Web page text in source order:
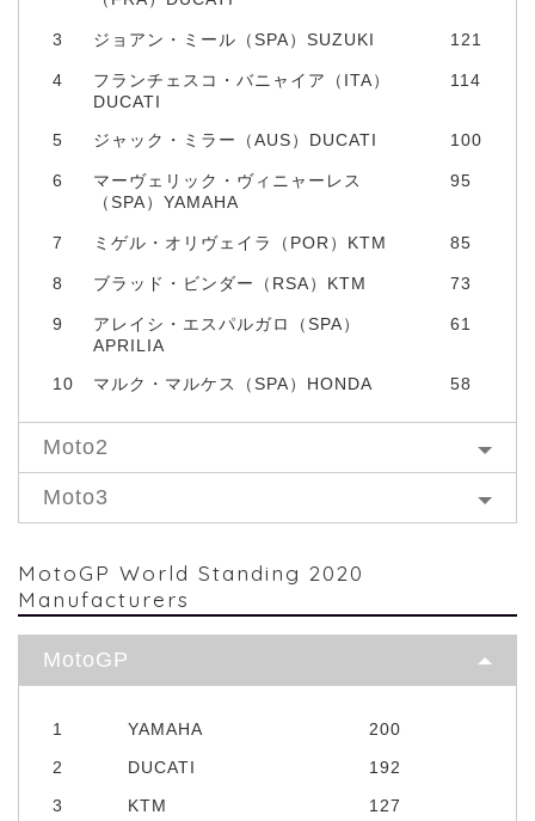
3 ジョアン・ミール（SPA）SUZUKI 121
4
フランチェスコ・バニャイア（ITA）
DUCATI
114
5 ジャック・ミラー（AUS）DUCATI 100
6
マーヴェリック・ヴィニャーレス
（SPA）YAMAHA
95
7 ミゲル・オリヴェイラ（POR）KTM 85
8 ブラッド・ビンダー（RSA）KTM 73
9
アレイシ・エスパルガロ（SPA）
APRILIA
61
10 マルク・マルケス（SPA）HONDA 58
Moto2
Moto3
MotoGP World Standing 2020
Manufacturers
MotoGP
1 YAMAHA
200
2
DUCATI
192
3
KTM
127